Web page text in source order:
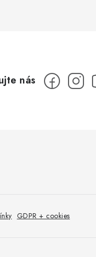
GDPR + cookies